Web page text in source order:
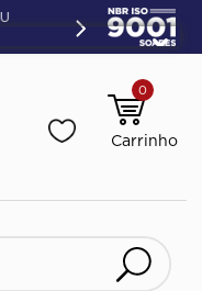
0